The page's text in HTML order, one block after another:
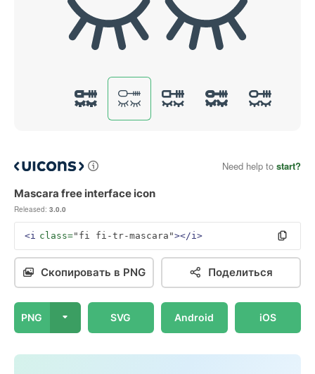
Need help to start?
Mascara free interface icon
Released: 3.0.0
<i class="fi fi-tr-mascara"></i>
Скопировать в PNG Поделиться
PNG SVG Android iOS